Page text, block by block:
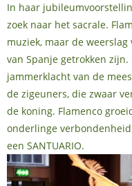
In haar
zoek naar het sacrale.
muziek, maar de
van Spanje getrokken
jammerklacht van de
de zigeuners, die zwaar
de koning. Flamenco
onderlinge
een SANTUARIO.